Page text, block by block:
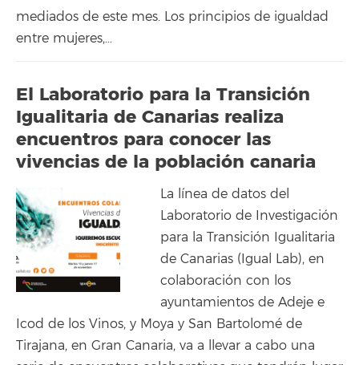
mediados de este mes. Los principios de igualdad
entre mujeres,…
El Laboratorio para la Transición
Igualitaria de Canarias realiza
encuentros para conocer las
vivencias de la población canaria
La línea de datos del
Laboratorio de Investigación
para la Transición Igualitaria
de Canarias (Igual Lab), en
colaboración con los
ayuntamientos de Adeje e
Icod de los Vinos, y Moya y San Bartolomé de
Tirajana, en Gran Canaria, va a llevar a cabo una